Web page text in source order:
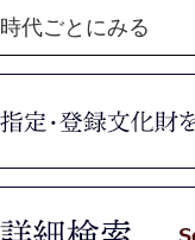
時代ごとにみる